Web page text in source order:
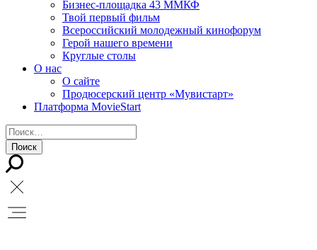
Бизнес-площадка 43 ММКФ
Твой первый фильм
Всероссийский молодежный кинофорум
Герой нашего времени
Круглые столы
О нас
О сайте
Продюсерский центр «Мувистарт»
Платформа MovieStart